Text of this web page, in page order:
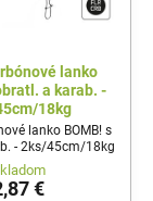
lanko
a karab. -
18kg
lanko BOMB! s
- 2ks/45cm/18kg
€